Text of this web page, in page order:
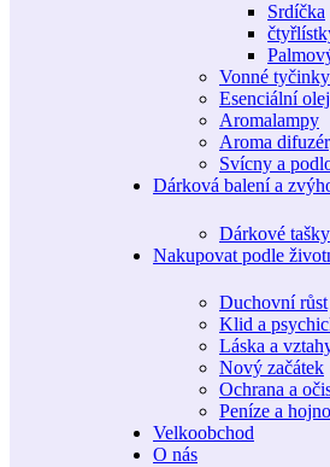
Srdíčka
Vonné
Esenciální
Aromalampy
Aroma
Svícny a
Dárková balení a
Dárkové tašky
Nakupovat podle
Duchovní růst
Klid a
Láska a
Nový začátek
Ochrana a
Peníze a
Velkoobchod
O nás